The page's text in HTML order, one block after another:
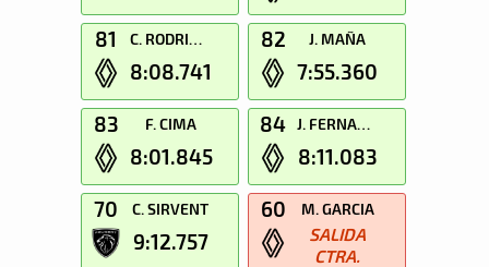
81 C. RODRIGUEZ
8:08.741
82 J. MAÑA
7:55.360
83 F. CIMA
8:01.845
84 J. FERNANDEZ
8:11.083
70 C. SIRVENT
9:12.757
60 M. GARCIA
SALIDA
CTRA.